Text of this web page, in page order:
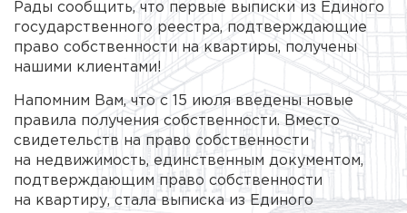
Рады сообщить, что первые выписки из Единого
государственного реестра, подтверждающие
право собственности на квартиры, получены
нашими клиентами!
Напомним Вам, что с 15 июля введены новые
правила получения собственности. Вместо
свидетельств на право собственности
на недвижимость, единственным документом,
подтверждающим право собственности
на квартиру, стала выписка из Единого